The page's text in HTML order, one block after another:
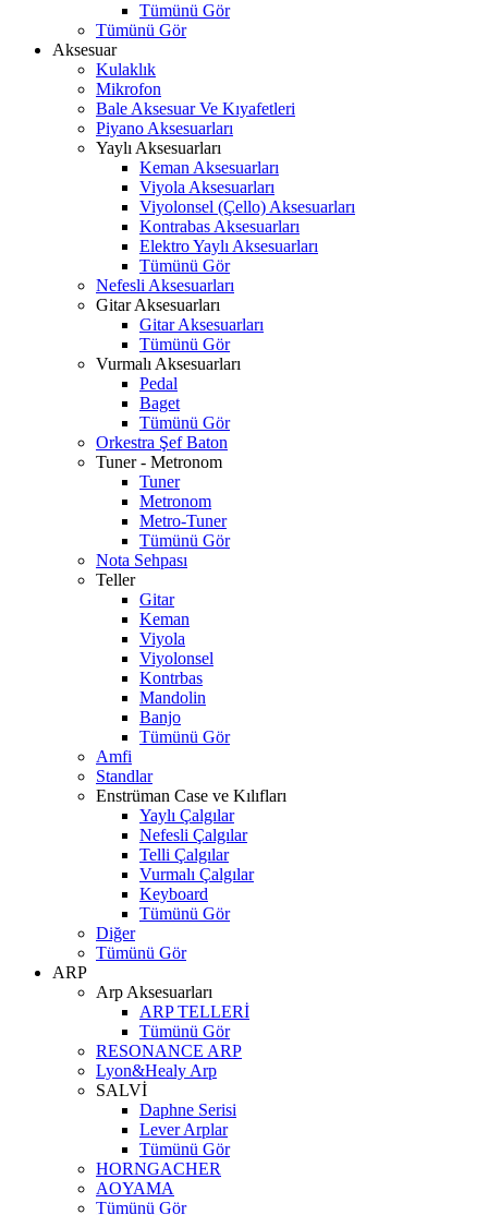
Tümünü Gör
Tümünü Gör
Aksesuar
Kulaklık
Mikrofon
Bale Aksesuar Ve Kıyafetleri
Piyano Aksesuarları
Yaylı Aksesuarları
Keman Aksesuarları
Viyola Aksesuarları
Viyolonsel (Çello) Aksesuarları
Kontrabas Aksesuarları
Elektro Yaylı Aksesuarları
Tümünü Gör
Nefesli Aksesuarları
Gitar Aksesuarları
Gitar Aksesuarları
Tümünü Gör
Vurmalı Aksesuarları
Pedal
Baget
Tümünü Gör
Orkestra Şef Baton
Tuner - Metronom
Tuner
Metronom
Metro-Tuner
Tümünü Gör
Nota Sehpası
Teller
Gitar
Keman
Viyola
Viyolonsel
Kontrbas
Mandolin
Banjo
Tümünü Gör
Amfi
Standlar
Enstrüman Case ve Kılıfları
Yaylı Çalgılar
Nefesli Çalgılar
Telli Çalgılar
Vurmalı Çalgılar
Keyboard
Tümünü Gör
Diğer
Tümünü Gör
ARP
Arp Aksesuarları
ARP TELLERİ
Tümünü Gör
RESONANCE ARP
Lyon&Healy Arp
SALVİ
Daphne Serisi
Lever Arplar
Tümünü Gör
HORNGACHER
AOYAMA
Tümünü Gör